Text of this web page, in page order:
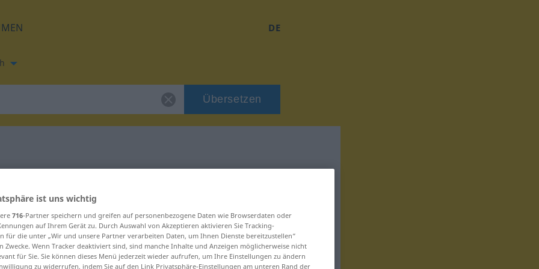
DE
Übersetzen
für "Thema"
ist uns wichtig
716-Partner speichern und greifen auf personenbezogene Daten wie Browserdaten oder
auf Ihrem Gerät zu. Durch Auswahl von Akzeptieren aktivieren Sie Tracking-
für die unter „Wir und unsere Partner verarbeiten Daten, um Ihnen Dienste bereitzustellen“
Zwecke. Wenn Tracker deaktiviert sind, sind manche Inhalte und Anzeigen möglicherweise nicht
für Sie. Sie können dieses Menü jederzeit wieder aufrufen, um Ihre Einstellungen zu ändern
zu widerrufen, indem Sie auf den Link Privatsphäre-Einstellungen am unteren Rand der